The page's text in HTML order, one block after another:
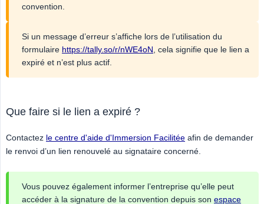
convention.
Si un message d’erreur s’affiche lors de l’utilisation du
formulaire https://tally.so/r/nWE4oN, cela signifie que le lien a
expiré et n’est plus actif.
Que faire si le lien a expiré ?
Contactez le centre d'aide d'Immersion Facilitée afin de demander
le renvoi d’un lien renouvelé au signataire concerné.
Vous pouvez également informer l’entreprise qu’elle peut
accéder à la signature de la convention depuis son espace